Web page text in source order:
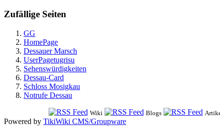
Zufällige Seiten
GG
HomePage
Dessauer Marsch
UserPagetugrisu
Sehenswürdigkeiten
Dessau-Card
Schloss Mosigkau
Notrufe Dessau
Wiki Blogs
Powered by TikiWiki CMS/Groupware